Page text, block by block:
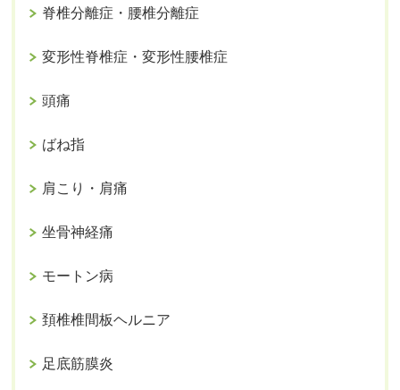
脊椎分離症・腰椎分離症
変形性脊椎症・変形性腰椎症
頭痛
ばね指
肩こり・肩痛
坐骨神経痛
モートン病
頚椎椎間板ヘルニア
足底筋膜炎